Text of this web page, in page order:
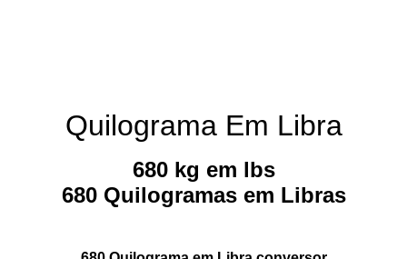
Quilograma Em Libra
680 kg em lbs
680 Quilogramas em Libras